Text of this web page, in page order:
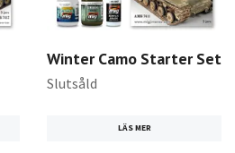
Winter Camo Starter Set
Slutsåld
LÄS MER